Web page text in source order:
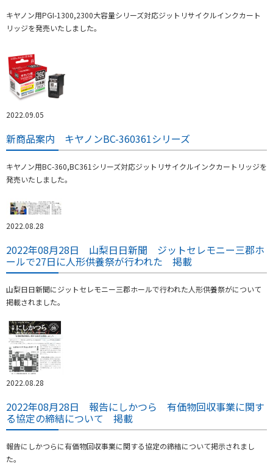
キヤノン用PGI-1300,2300大容量シリーズ対応ジットリサイクルインクカート
リッジを発売いたしました。
2022.09.05
新商品案内 キヤノンBC-360361シリーズ
キヤノン用BC-360,BC361シリーズ対応ジットリサイクルインクカートリッジを
発売いたしました。
2022.08.28
2022年08月28日 山梨日日新聞 ジットセレモニー三郡ホ
ールで27日に人形供養祭が行われた 掲載
山梨日日新聞にジットセレモニー三郡ホールで行われた人形供養祭がについて
掲載されました。
2022.08.28
2022年08月28日 報告にしかつら 有価物回収事業に関す
る協定の締結について 掲載
報告にしかつらに有価物回収事業に関する協定の締結について掲示されまし
た。